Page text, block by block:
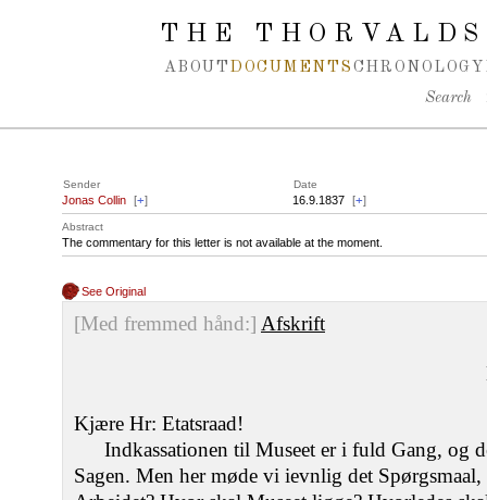
Spring navigation over
THE
ABOUT DOCUMENTS CHRONOLOGY
Search
Sender Date
Jonas Collin [+] 16.9.1837 [+]
Abstract
The commentary for this letter is not available at the moment.
See Original
[Med fremmed hånd:] Afskrift
Kjære Hr: Etatsraad!
Indkassationen til Museet er i fuld Gang, og
Sagen. Men her møde vi ievnlig det Spørgsmaal,